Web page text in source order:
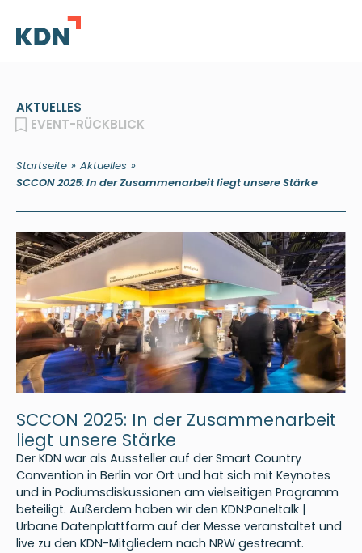
AKTUELLES
EVENT-RÜCKBLICK
Startseite » Aktuelles »
SCCON 2025: In der Zusammenarbeit liegt unsere Stärke
SCCON 2025: In der Zusammenarbeit
liegt unsere Stärke
Der KDN war als Aussteller auf der Smart Country
Convention in Berlin vor Ort und hat sich mit Keynotes
und in Podiumsdiskussionen am vielseitigen Programm
beteiligt. Außerdem haben wir den KDN:Paneltalk |
Urbane Datenplattform auf der Messe veranstaltet und
live zu den KDN-Mitgliedern nach NRW gestreamt.